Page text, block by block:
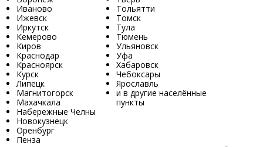
Иваново
Ижевск
Иркутск
Кемерово
Киров
Краснодар
Красноярск
Курск
Липецк
Магнитогорск
Махачкала
Набережные Челны
Новокузнецк
Оренбург
Пенза
Тольятти
Томск
Тула
Тюмень
Ульяновск
Уфа
Хабаровск
Чебоксары
Ярославль
и в другие населённые
пункты